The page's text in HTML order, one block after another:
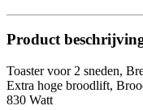
Product
Toaster voor 2 sneden,
Extra hoge broodlift,
830 Watt